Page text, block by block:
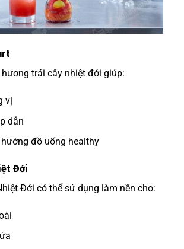
trái cây nhiệt đới giúp:
vị
dẫn
đồ uống healthy
Đới
Đới có thể sử dụng làm nền cho: